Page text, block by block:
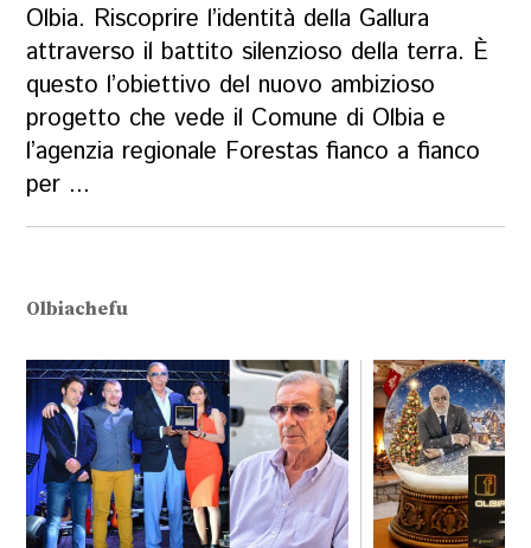
Olbia. Riscoprire l’identità della Gallura
attraverso il battito silenzioso della terra. È
questo l’obiettivo del nuovo ambizioso
progetto che vede il Comune di Olbia e
l’agenzia regionale Forestas fianco a fianco
per ...
Olbiachefu